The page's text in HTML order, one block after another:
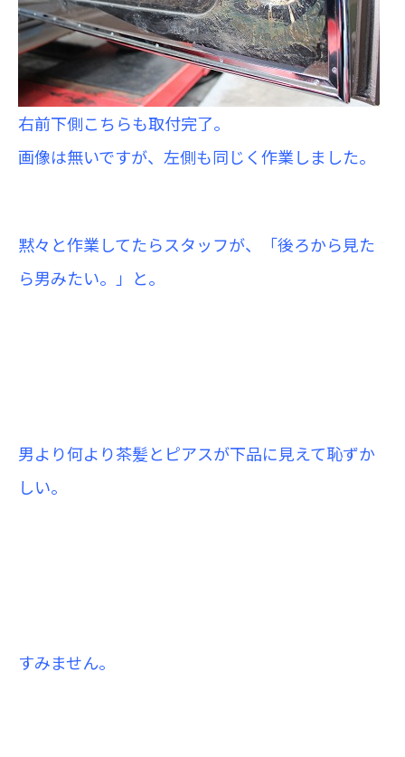
右前下側こちらも取付完了。
画像は無いですが、左側も同じく作業しました。
黙々と作業してたらスタッフが、「後ろから見た
ら男みたい。」と。
男より何より茶髪とピアスが下品に見えて恥ずか
しい。
すみません。